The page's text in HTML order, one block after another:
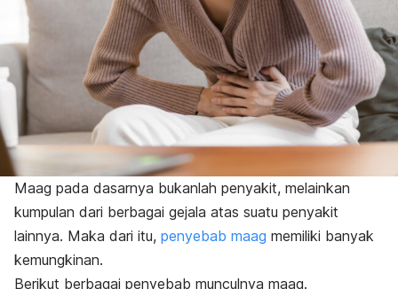
Maag pada dasarnya bukanlah penyakit, melainkan
kumpulan dari berbagai gejala atas suatu penyakit
lainnya. Maka dari itu, penyebab maag memiliki banyak
kemungkinan.
Berikut berbagai penyebab munculnya maag.